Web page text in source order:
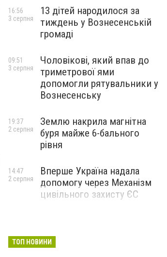
13 дітей народилося за
тиждень у Вознесенській
громаді
16:56
3 серпня
Чоловікові, який впав до
триметрової ями
допомогли рятувальники у
Вознесенську
09:51
3 серпня
Землю накрила магнітна
буря майже 6-бального
рівня
19:37
2 серпня
Вперше Україна надала
допомогу через Механізм
цивільного захисту ЄС
14:47
2 серпня
ТОП НОВИНИ